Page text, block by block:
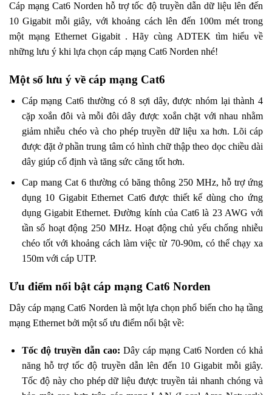
Cáp mạng Cat6 Norden hỗ trợ tốc độ truyền dẫn dữ liệu lên đến
10 Gigabit mỗi giây, với khoảng cách lên đến 100m mét trong
một mạng Ethernet Gigabit . Hãy cùng ADTEK tìm hiểu về
những lưu ý khi lựa chọn cáp mạng Cat6 Norden nhé!
Một số lưu ý về cáp mạng Cat6
Cáp mạng Cat6 thường có 8 sợi dây, được nhóm lại thành 4
cặp xoắn đôi và mỗi đôi dây được xoắn chặt với nhau nhằm
giảm nhiễu chéo và cho phép truyền dữ liệu xa hơn. Lõi cáp
được đặt ở phần trung tâm có hình chữ thập theo dọc chiều dài
dây giúp cố định và tăng sức căng tốt hơn.
Cap mang Cat 6 thường có băng thông 250 MHz, hỗ trợ ứng
dụng 10 Gigabit Ethernet Cat6 được thiết kế dùng cho ứng
dụng Gigabit Ethernet. Đường kính của Cat6 là 23 AWG với
tần số hoạt động 250 MHz. Hoạt động chủ yếu chống nhiễu
chéo tốt với khoảng cách làm việc từ 70-90m, có thể chạy xa
150m với cáp UTP.
Ưu điểm nổi bật cáp mạng Cat6 Norden
Dây cáp mạng Cat6 Norden là một lựa chọn phổ biến cho hạ tầng
mạng Ethernet bởi một số ưu điểm nổi bật về:
Tốc độ truyền dẫn cao: Dây cáp mạng Cat6 Norden có khả
năng hỗ trợ tốc độ truyền dẫn lên đến 10 Gigabit mỗi giây.
Tốc độ này cho phép dữ liệu được truyền tải nhanh chóng và